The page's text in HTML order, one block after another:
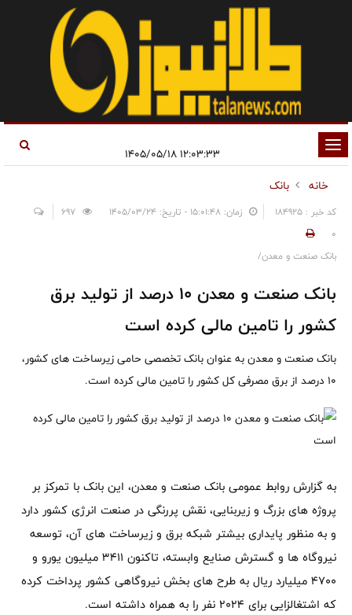
تغییر
وضعیت
ناوبری
خانه
بانک
کد خبر : 184925 زمان: ۱۵:۰۱:۴۸ - تاریخ: ۱۴۰۵/۰۳/۲۴
0
بانک صنعت و معدن/
بانک صنعت و معدن 10 درصد از تولید برق
کشور را تامین مالی کرده است
بانک صنعت و معدن به عنوان بانک تخصصی حامی زیرساخت های کشور،
10 درصد از برق مصرفی کل کشور را تامین مالی کرده است.
به گزارش روابط عمومی بانک صنعت و معدن، این بانک با تمرکز بر
پروژه های بزرگ و زیربنایی، نقش پررنگی در صنعت انرژی کشور دارد
و به منظور پایداری بیشتر شبکه برق و زیرساخت های آن، توسعه
نیروگاه ها و گسترش صنایع وابسته، تاکنون 3411 میلیون یورو و
4700 میلیارد ریال به طرح های بخش نیروگاهی کشور پرداخت کرده
که اشتغالزایی برای 2024 نفر را به همراه داشته است.